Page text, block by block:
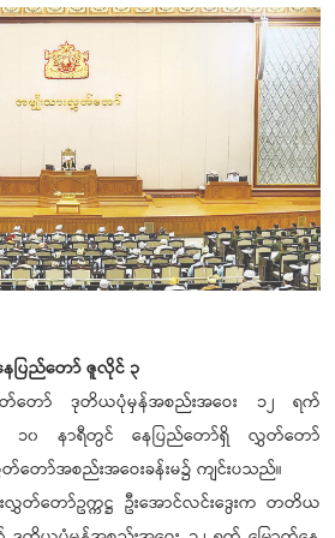
ေပြည်တော် ဇူလိုင် ၃
တ်တော် ဒုတိယပုံမှန်အစည်းအဝေး ၁၂ ရက်
၁၀ နာရီတွင် နေပြည်တော်ရှိ လွှတ်တော်
ော်အစည်းအဝေးခန်းမ၌ ကျင်းပသည်။
လွှတ်တော်ဥက္ကဋ္ဌ ဦးအောင်လင်းဒွေးက တတိယ